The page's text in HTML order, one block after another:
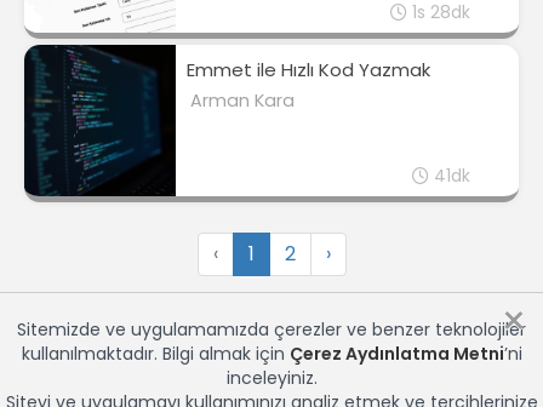
1s 28dk
Emmet ile Hızlı Kod Yazmak
Arman Kara
41dk
‹ 1 2 ›
×
Sitemizde ve uygulamamızda çerezler ve benzer teknolojiler
kullanılmaktadır. Bilgi almak için Çerez Aydınlatma Metni’ni
inceleyiniz.
Siteyi ve uygulamayı kullanımınızı analiz etmek ve tercihlerinize